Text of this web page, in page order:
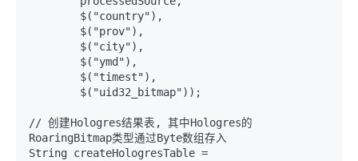
// 创建Hologres结果表, 其中Hologres的
RoaringBitmap类型通过Byte数组存入
String createHologresTable =